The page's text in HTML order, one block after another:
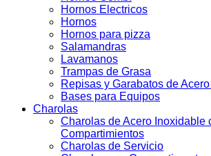
Hornos Electricos
Hornos
Hornos para pizza
Salamandras
Lavamanos
Trampas de Grasa
Repisas y Garabatos de
Bases para Equipos
Charolas
Charolas de Acero Inoxidable
Compartimientos
Charolas de Servicio